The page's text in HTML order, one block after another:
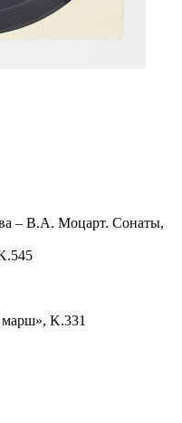
– В.А. Моцарт. Сонаты,
K.331